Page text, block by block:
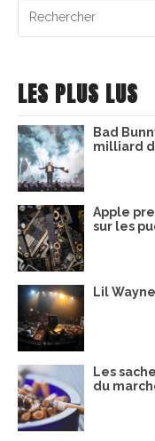
pour
LES PLUS LUS
Bad
milliard
Apple
sur les
Lil
Les
du